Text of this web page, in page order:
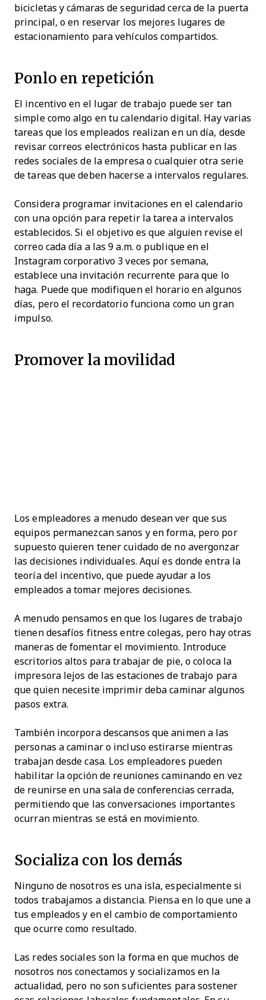
bicicletas y cámaras de seguridad cerca de la puerta
principal, o en reservar los mejores lugares de
estacionamiento para vehículos compartidos.
Ponlo en repetición
El incentivo en el lugar de trabajo puede ser tan
simple como algo en tu calendario digital. Hay varias
tareas que los empleados realizan en un día, desde
revisar correos electrónicos hasta publicar en las
redes sociales de la empresa o cualquier otra serie
de tareas que deben hacerse a intervalos regulares.
Considera programar invitaciones en el calendario
con una opción para repetir la tarea a intervalos
establecidos. Si el objetivo es que alguien revise el
correo cada día a las 9 a.m. o publique en el
Instagram corporativo 3 veces por semana,
establece una invitación recurrente para que lo
haga. Puede que modifiquen el horario en algunos
días, pero el recordatorio funciona como un gran
impulso.
Promover la movilidad
Los empleadores a menudo desean ver que sus
equipos permanezcan sanos y en forma, pero por
supuesto quieren tener cuidado de no avergonzar
las decisiones individuales. Aquí es donde entra la
teoría del incentivo, que puede ayudar a los
empleados a tomar mejores decisiones.
A menudo pensamos en que los lugares de trabajo
tienen desafíos fitness entre colegas, pero hay otras
maneras de fomentar el movimiento. Introduce
escritorios altos para trabajar de pie, o coloca la
impresora lejos de las estaciones de trabajo para
que quien necesite imprimir deba caminar algunos
pasos extra.
También incorpora descansos que animen a las
personas a caminar o incluso estirarse mientras
trabajan desde casa. Los empleadores pueden
habilitar la opción de reuniones caminando en vez
de reunirse en una sala de conferencias cerrada,
permitiendo que las conversaciones importantes
ocurran mientras se está en movimiento.
Socializa con los demás
Ninguno de nosotros es una isla, especialmente si
todos trabajamos a distancia. Piensa en lo que une a
tus empleados y en el cambio de comportamiento
que ocurre como resultado.
Las redes sociales son la forma en que muchos de
nosotros nos conectamos y socializamos en la
actualidad, pero no son suficientes para sostener